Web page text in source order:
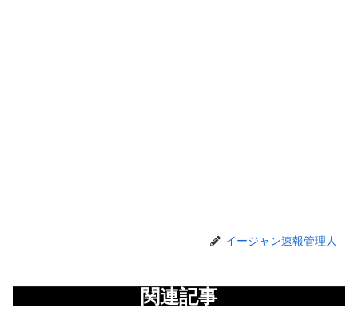
イージャン速報管理人
関連記事